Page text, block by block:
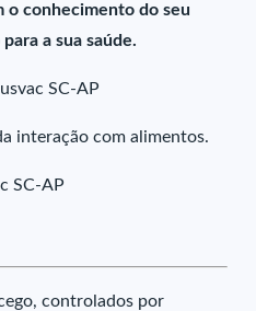
o conhecimento do seu
a sua saúde.
SC-AP
interação com alimentos.
SC-AP
controlados por